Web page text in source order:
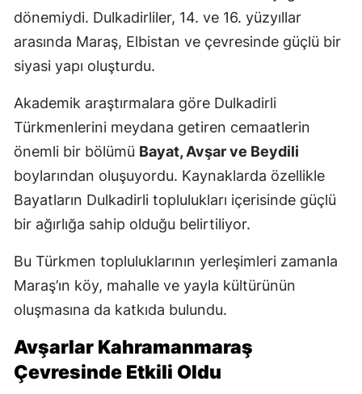
dönemiydi. Dulkadirliler, 14. ve 16. yüzyıllar
arasında Maraş, Elbistan ve çevresinde güçlü bir
siyasi yapı oluşturdu.
Akademik araştırmalara göre Dulkadirli
Türkmenlerini meydana getiren cemaatlerin
önemli bir bölümü Bayat, Avşar ve Beydili
boylarından oluşuyordu. Kaynaklarda özellikle
Bayatların Dulkadirli toplulukları içerisinde güçlü
bir ağırlığa sahip olduğu belirtiliyor.
Bu Türkmen topluluklarının yerleşimleri zamanla
Maraş’ın köy, mahalle ve yayla kültürünün
oluşmasına da katkıda bulundu.
Avşarlar Kahramanmaraş
Çevresinde Etkili Oldu